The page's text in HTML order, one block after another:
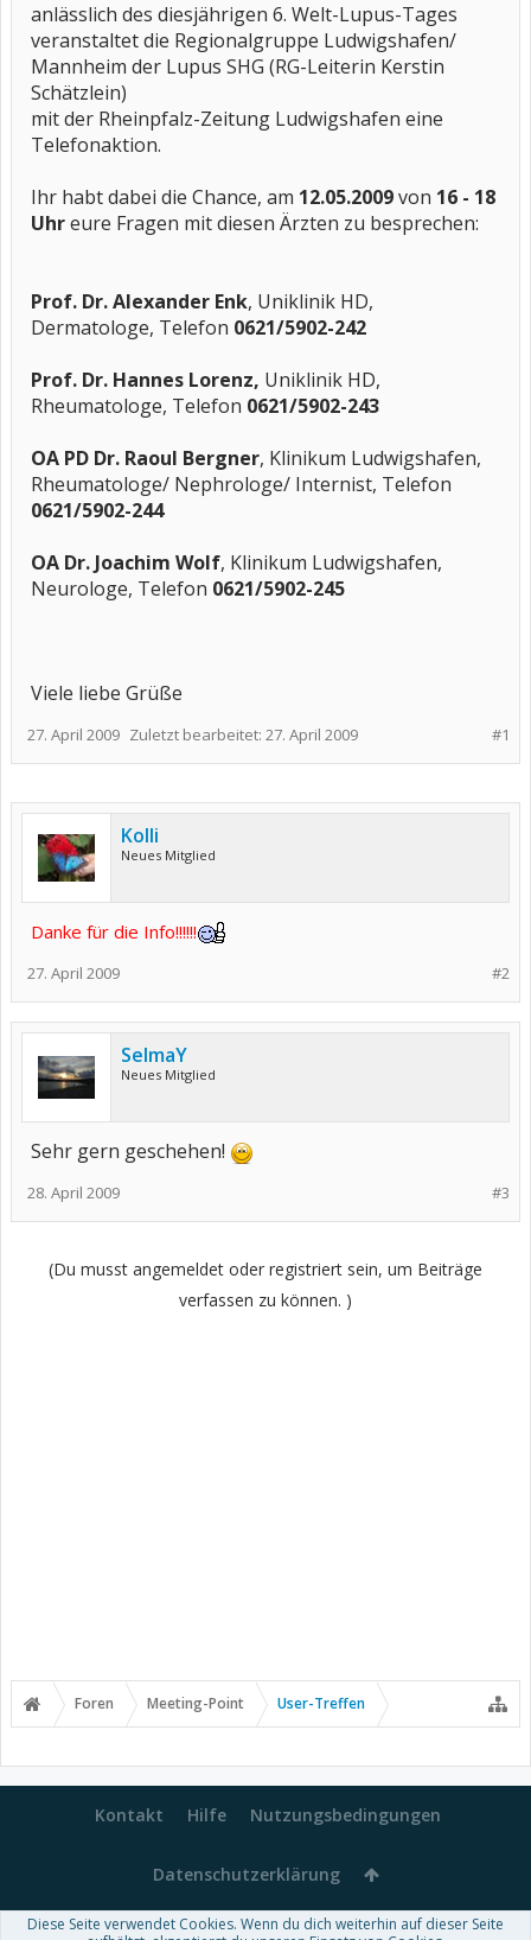
anlässlich des diesjährigen 6. Welt-Lupus-Tages
veranstaltet die Regionalgruppe Ludwigshafen/
Mannheim der Lupus SHG (RG-Leiterin Kerstin
Schätzlein)
mit der Rheinpfalz-Zeitung Ludwigshafen eine
Telefonaktion.
Ihr habt dabei die Chance, am 12.05.2009von 16 - 18
Uhreure Fragen mit diesen Ärzten zu besprechen:
Prof. Dr. Alexander Enk, Uniklinik HD,
Dermatologe, Telefon 0621/5902-242
Prof. Dr. Hannes Lorenz, Uniklinik HD,
Rheumatologe, Telefon 0621/5902-243
OA PD Dr. Raoul Bergner, Klinikum Ludwigshafen,
Rheumatologe/ Nephrologe/ Internist, Telefon
0621/5902-244
OA Dr. Joachim Wolf, Klinikum Ludwigshafen,
Neurologe, Telefon 0621/5902-245
Viele liebe Grüße
#1
27. April 2009 Zuletzt bearbeitet: 27. April 2009
Kolli
Neues Mitglied
Danke für die Info!!!!!!
#2
27. April 2009
SelmaY
Neues Mitglied
Sehr gern geschehen!
#3
28. April 2009
(Du musst angemeldet oder registriert sein, um Beiträge
verfassen zu können. )
Foren Meeting-Point User-Treffen
Kontakt Hilfe Nutzungsbedingungen
Datenschutzerklärung
Diese Seite verwendet Cookies. Wenn du dich weiterhin auf dieser Seite